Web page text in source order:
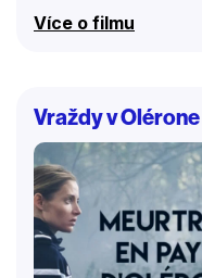
Více o filmu
Vraždy v Olérone